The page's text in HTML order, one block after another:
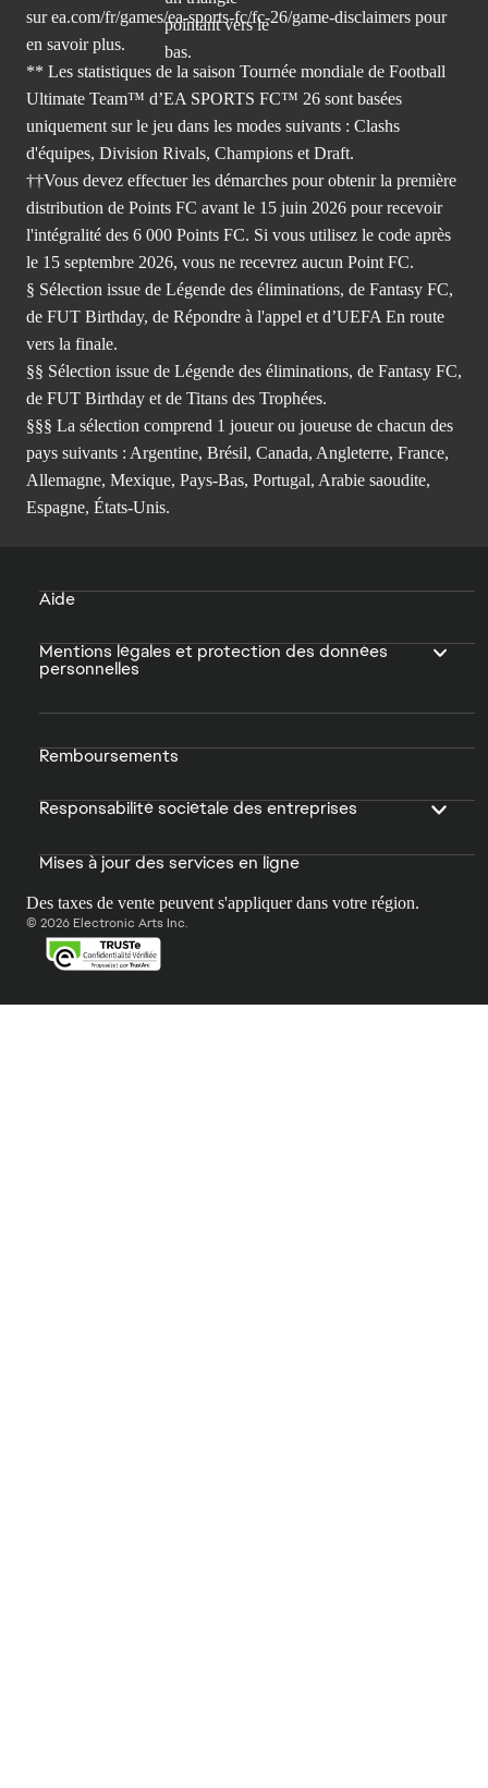
sur ea.com/fr/games/ea-sports-fc/fc-26/game-disclaimers pour
en savoir plus.
** Les statistiques de la saison Tournée mondiale de Football
Ultimate Team™ d’EA SPORTS FC™ 26 sont basées
uniquement sur le jeu dans les modes suivants : Clashs
d'équipes, Division Rivals, Champions et Draft.
††Vous devez effectuer les démarches pour obtenir la première
distribution de Points FC avant le 15 juin 2026 pour recevoir
l'intégralité des 6 000 Points FC. Si vous utilisez le code après
le 15 septembre 2026, vous ne recevrez aucun Point FC.
§ Sélection issue de Légende des éliminations, de Fantasy FC,
de FUT Birthday, de Répondre à l'appel et d’UEFA En route
vers la finale.
§§ Sélection issue de Légende des éliminations, de Fantasy FC,
de FUT Birthday et de Titans des Trophées.
§§§ La sélection comprend 1 joueur ou joueuse de chacun des
pays suivants : Argentine, Brésil, Canada, Angleterre, France,
Allemagne, Mexique, Pays-Bas, Portugal, Arabie saoudite,
Espagne, États-Unis.
Aide
Mentions légales et protection des données
personnelles
Remboursements
Responsabilité sociétale des entreprises
Mises à jour des services en ligne
Des taxes de vente peuvent s'appliquer dans votre région.
© 2026 Electronic Arts Inc.